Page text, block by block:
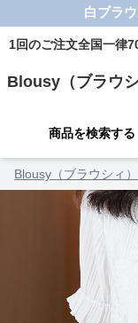
白ブラ
1回のご注文全国一律
Blousy（ブラウシ
商品を検索する
Blousy（ブラウシィ